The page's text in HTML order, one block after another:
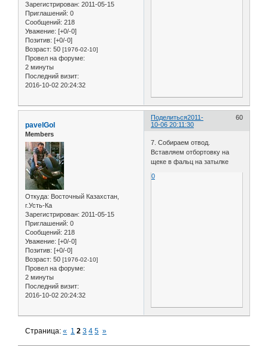
Зарегистрирован: 2011-05-15
Приглашений: 0
Сообщений: 218
Уважение: [+0/-0]
Позитив: [+0/-0]
Возраст: 50 [1976-02-10]
Провел на форуме:
2 минуты
Последний визит:
2016-10-02 20:24:32
Поделиться 60
2011-
10-06 20:11:30
pavelGol
Members
Откуда: Восточный Казахстан,
г.Усть-Ка
Зарегистрирован: 2011-05-15
Приглашений: 0
Сообщений: 218
Уважение: [+0/-0]
Позитив: [+0/-0]
Возраст: 50 [1976-02-10]
Провел на форуме:
2 минуты
Последний визит:
2016-10-02 20:24:32
7. Собираем отвод.
Вставляем отбортовку на
щеке в фальц на затылке
0
Страница:« 1 2 3 4 5 »